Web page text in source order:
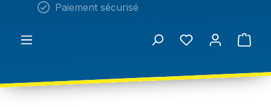
Paiement sécurisé